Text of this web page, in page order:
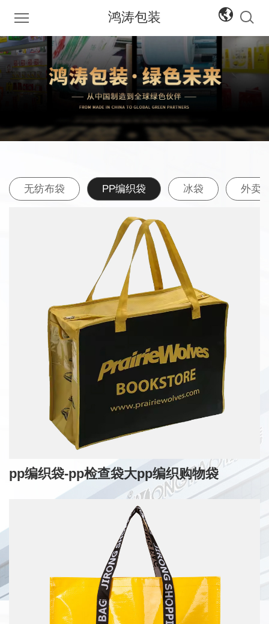
鸿涛包装
English
无纺布袋 PP编织袋 冰袋 外卖
pp编织袋-pp检查袋大pp编织购物袋